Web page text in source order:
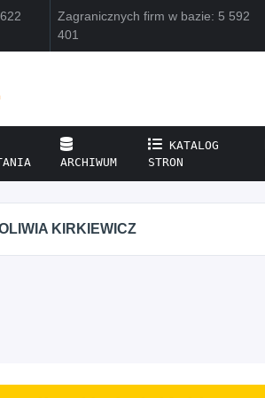
Zagranicznych firm w bazie: 5 592
401
ARCHIWUM
KATALOG
STRON
KIRKIEWICZ